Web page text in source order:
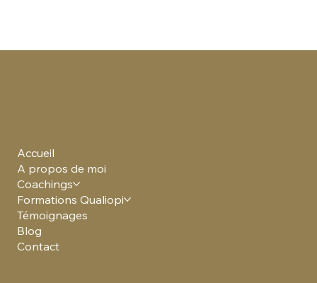
Quelles différences entre coaching et
thérapie ?
Accueil
A propos de moi
Coachings
Formations Qualiopi
Témoignages
Blog
Contact